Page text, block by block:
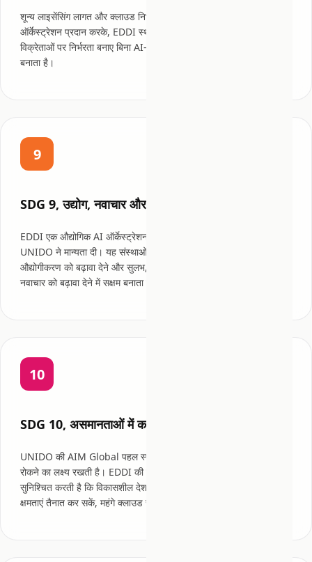
शून्य लाइसेंसिंग लागत और क्लाउड निर्भरता के बिना एंटरप्राइज़-ग्रेड AI
ऑर्केस्ट्रेशन प्रदान करके, EDDI स्थानीय अर्थव्यवस्थाओं को विदेशी प्रौद्योगिकी
विक्रेताओं पर निर्भरता बनाए बिना AI-संचालित उत्पादकता सुधार अपनाने में सक्षम
बनाता है।
9
SDG 9, उद्योग, नवाचार और बुनियादी ढांचा
EDDI एक औद्योगिक AI ऑर्केस्ट्रेशन प्लेटफ़ॉर्म है, वह मूल प्रौद्योगिकी जिसे
UNIDO ने मान्यता दी। यह संस्थाओं को लचीला बुनियादी ढांचा बनाने, समावेशी
औद्योगीकरण को बढ़ावा देने और सुलभ, उत्पादन-तैयार AI सिस्टमों के माध्यम से
नवाचार को बढ़ावा देने में सक्षम बनाता है।
10
SDG 10, असमानताओं में कमी
UNIDO की AIM Global पहल स्पष्ट रूप से "AI विभाजन" को बढ़ने से
रोकने का लक्ष्य रखती है। EDDI की स्व-होस्टेड, ओपन सोर्स आर्किटेक्चर
सुनिश्चित करती है कि विकासशील देश औद्योगीकृत देशों जैसी ही एंटरप्राइज़ AI
क्षमताएं तैनात कर सकें, महंगे क्लाउड सब्सक्रिप्शन के बिना।